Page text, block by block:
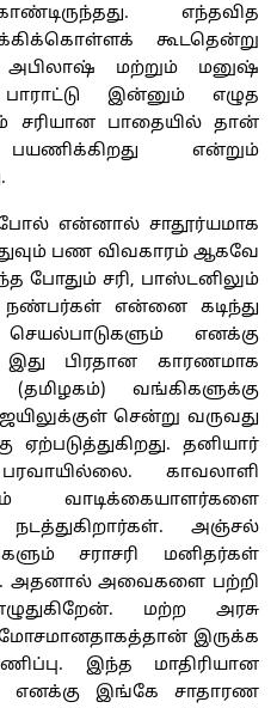
எந்தவித
கூடதென்று
அபிலாஷ் மற்றும் மனுஷ்
இன்னும் எழுத
சரியான பாதையில் தான்
என்றும்
என்னால் சாதூர்யமாக
பண விவகாரம் ஆகவே
போதும் சரி, பாஸ்டனிலும்
என்னை கடிந்து
எனக்கு
பிரதான காரணமாக
வங்கிகளுக்கு
சென்று வருவது
தனியார்
காவலாளி
வாடிக்கையாளர்களை
அஞ்சல்
சராசரி மனிதர்கள்
அதனால் அவைகளை பற்றி
மற்ற அரசு
இருக்க
இந்த மாதிரியான
எனக்கு இங்கே சாதாரண